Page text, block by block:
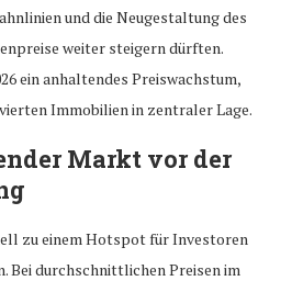
und die Neugestaltung des
weiter steigern dürften.
ein anhaltendes Preiswachstum,
Immobilien in zentraler Lage.
Markt vor der
zu einem Hotspot für Investoren
Bei durchschnittlichen Preisen im